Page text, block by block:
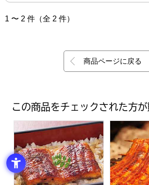
1 〜 2 件（全 2 件）
商品ページに戻る
この商品をチェックされた方
焼きうなぎ蒲焼 約80g×2 (L8217)【サ
三河一色産 うなぎ蒲焼 50g×2 (L3785)
【神田明